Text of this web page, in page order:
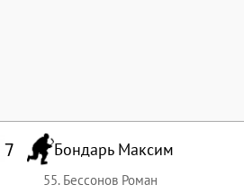
7 Бондарь Максим
55. Бессонов Роман